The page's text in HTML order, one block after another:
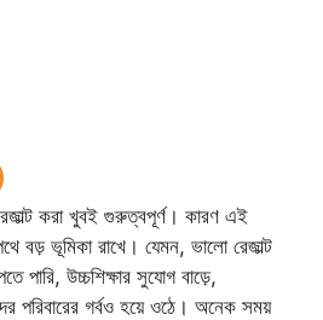
করা খুবই গুরুত্বপূর্ণ। কারণ এই
বড় ভূমিকা রাখে। যেমন, ভালো রেজাল্ট
পারি, উচ্চশিক্ষার সুযোগ বাড়ে,
পরিবারের গর্বও হয়ে ওঠে। অনেক সময়